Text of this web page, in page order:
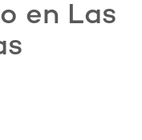
en Las